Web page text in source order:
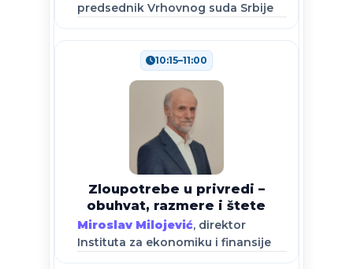
predsednik Vrhovnog suda Srbije
10:15–11:00
Zloupotrebe u privredi –
obuhvat, razmere i štete
Miroslav Milojević, direktor
Instituta za ekonomiku i finansije